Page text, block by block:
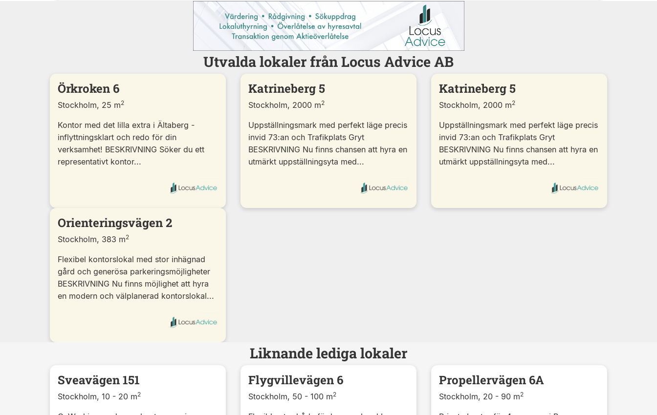
Utvalda lokaler från Locus Advice AB
Örkroken 6
Stockholm, 25 m2
Kontor med det lilla extra i Ältaberg -
inflyttningsklart och redo för din
verksamhet! BESKRIVNING Söker du ett
representativt kontor...
Katrineberg 5
Stockholm, 2000 m2
Uppställningsmark med perfekt läge precis
invid 73:an och Trafikplats Gryt
BESKRIVNING Nu finns chansen att hyra en
utmärkt uppställningsyta med...
Katrineberg 5
Stockholm, 2000 m2
Uppställningsmark med perfekt läge precis
invid 73:an och Trafikplats Gryt
BESKRIVNING Nu finns chansen att hyra en
utmärkt uppställningsyta med...
Orienteringsvägen 2
Stockholm, 383 m2
Flexibel kontorslokal med stor inhägnad
gård och generösa parkeringsmöjligheter
BESKRIVNING Nu finns möjlighet att hyra
en modern och välplanerad kontorslokal...
Liknande lediga lokaler
Sveavägen 151
Stockholm, 10 - 20 m2
Flygvillevägen 6
Stockholm, 50 - 100 m2
Propellervägen 6A
Stockholm, 20 - 90 m2